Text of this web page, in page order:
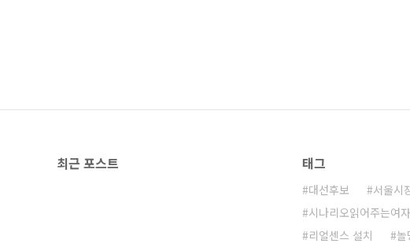
최근 포스트 태그
대선후보 서울시
시나리오읽어주는여자
리얼센스 설치